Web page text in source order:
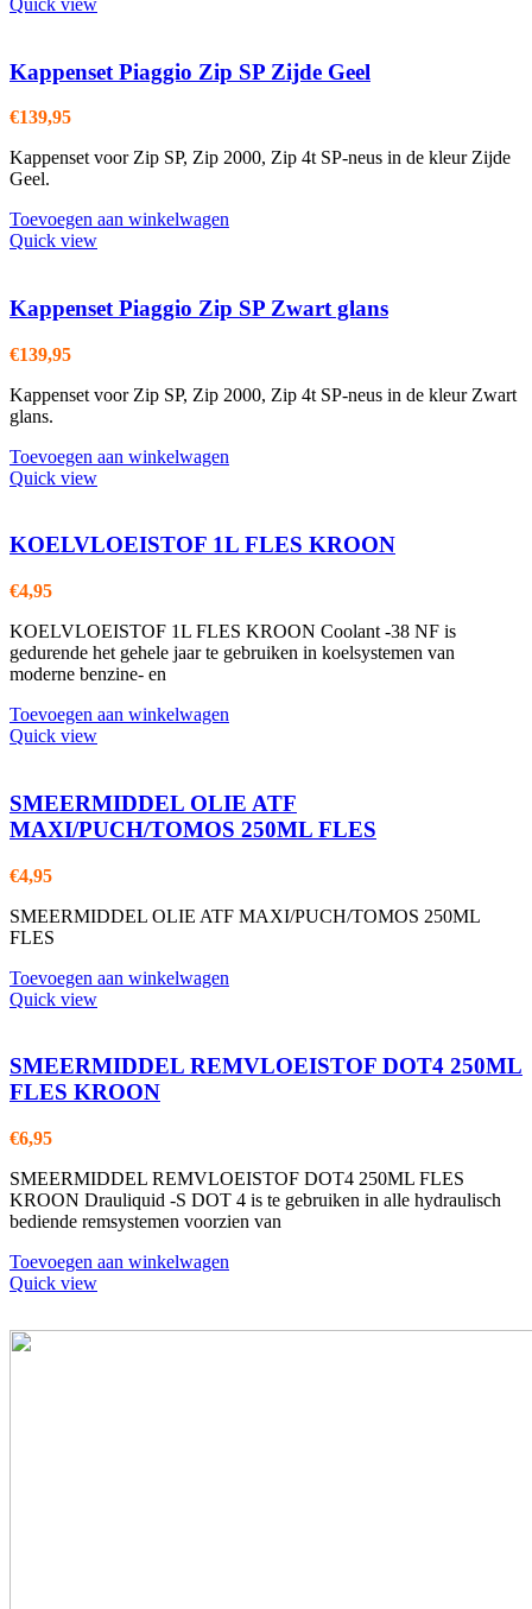
Kappenset Piaggio Zip SP Zijde Geel
€139,95
Kappenset voor Zip SP, Zip 2000, Zip 4t SP-neus in de kleur Zijde
Geel.
Toevoegen aan winkelwagen
Quick view
Kappenset Piaggio Zip SP Zwart glans
€139,95
Kappenset voor Zip SP, Zip 2000, Zip 4t SP-neus in de kleur Zwart
glans.
Toevoegen aan winkelwagen
Quick view
KOELVLOEISTOF 1L FLES KROON
€4,95
KOELVLOEISTOF 1L FLES KROON Coolant -38 NF is
gedurende het gehele jaar te gebruiken in koelsystemen van
moderne benzine- en
Toevoegen aan winkelwagen
Quick view
SMEERMIDDEL OLIE ATF
MAXI/PUCH/TOMOS 250ML FLES
€4,95
SMEERMIDDEL OLIE ATF MAXI/PUCH/TOMOS 250ML
FLES
Toevoegen aan winkelwagen
Quick view
SMEERMIDDEL REMVLOEISTOF DOT4 250ML
FLES KROON
€6,95
SMEERMIDDEL REMVLOEISTOF DOT4 250ML FLES
KROON Drauliquid -S DOT 4 is te gebruiken in alle hydraulisch
bediende remsystemen voorzien van
Toevoegen aan winkelwagen
Quick view